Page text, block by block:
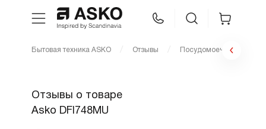
Техника для кухни
Бытовая техника ASKO Отзывы Посудомоечные
Отзывы о товаре
Asko DFI748MU